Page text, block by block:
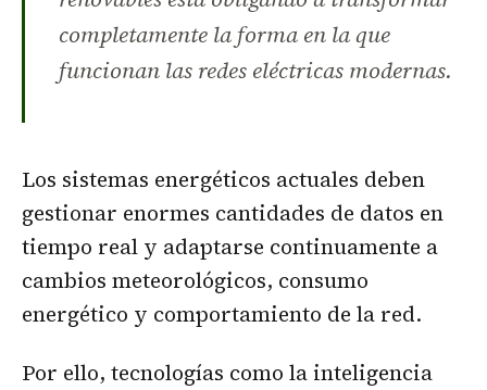
completamente la forma en la que
funcionan las redes eléctricas modernas.
Los sistemas energéticos actuales deben
gestionar enormes cantidades de datos en
tiempo real y adaptarse continuamente a
cambios meteorológicos, consumo
energético y comportamiento de la red.
Por ello, tecnologías como la inteligencia